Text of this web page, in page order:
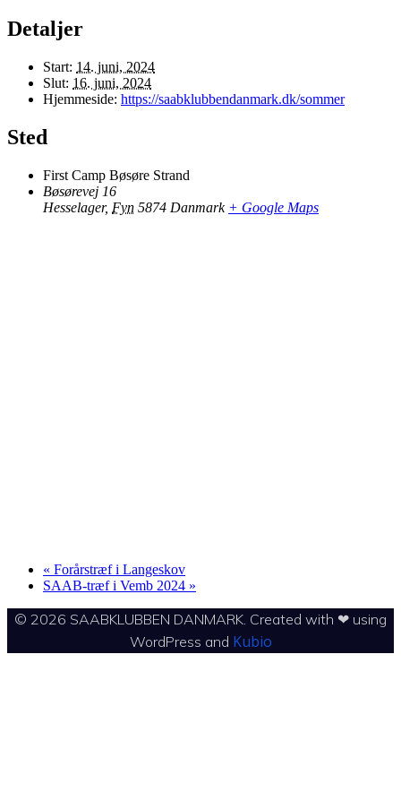
Detaljer
Start: 14. juni, 2024
Slut: 16. juni, 2024
Hjemmeside: https://saabklubbendanmark.dk/sommer
Sted
First Camp Bøsøre Strand
Bøsørevej 16
Hesselager, Fyn 5874 Danmark + Google Maps
« Forårstræf i Langeskov
SAAB-træf i Vemb 2024 »
© 2026 SAABKLUBBEN DANMARK. Created with ❤ using
WordPress and Kubio